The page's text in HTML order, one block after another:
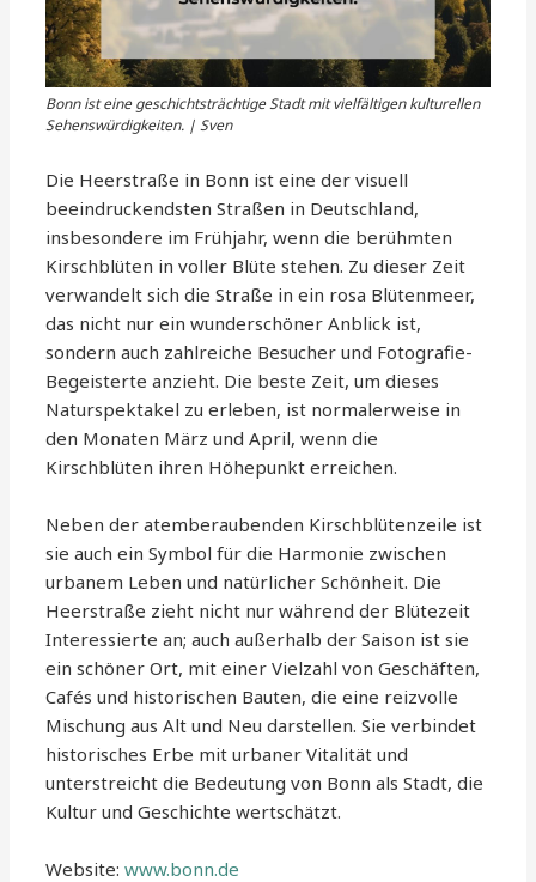
Bonn ist eine geschichtsträchtige Stadt mit vielfältigen kulturellen
Sehenswürdigkeiten. | Sven
Die Heerstraße in Bonn ist eine der visuell
beeindruckendsten Straßen in Deutschland,
insbesondere im Frühjahr, wenn die berühmten
Kirschblüten in voller Blüte stehen. Zu dieser Zeit
verwandelt sich die Straße in ein rosa Blütenmeer,
das nicht nur ein wunderschöner Anblick ist,
sondern auch zahlreiche Besucher und Fotografie-
Begeisterte anzieht. Die beste Zeit, um dieses
Naturspektakel zu erleben, ist normalerweise in
den Monaten März und April, wenn die
Kirschblüten ihren Höhepunkt erreichen.
Neben der atemberaubenden Kirschblütenzeile ist
sie auch ein Symbol für die Harmonie zwischen
urbanem Leben und natürlicher Schönheit. Die
Heerstraße zieht nicht nur während der Blütezeit
Interessierte an; auch außerhalb der Saison ist sie
ein schöner Ort, mit einer Vielzahl von Geschäften,
Cafés und historischen Bauten, die eine reizvolle
Mischung aus Alt und Neu darstellen. Sie verbindet
historisches Erbe mit urbaner Vitalität und
unterstreicht die Bedeutung von Bonn als Stadt, die
Kultur und Geschichte wertschätzt.
Website:www.bonn.de